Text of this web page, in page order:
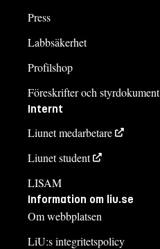
Press
Labbsäkerhet
Profilshop
Föreskrifter och styrdokument
Internt
Liunet medarbetare
Liunet student
LISAM
Information om liu.se
Om webbplatsen
LiU:s integritetspolicy